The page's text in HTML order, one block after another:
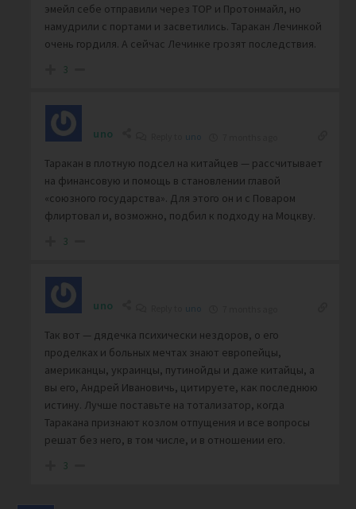
эмейл себе отправили через ТОР и Протонмайл, но
намудрили с портами и засветились. Таракан Лечинкой
очень гордиля. А сейчас Лечинке грозят последствия.
3
uno uno
Таракан в плотную подсел на китайцев — рассчитывает
на финансовую и помощь в становлении главой
«союзного государства». Для этого он и с Поваром
флиртовал и, возможно, подбил к подходу на Моцкву.
3
uno uno
Так вот — дядечка психически нездоров, о его
проделках и больных мечтах знают европейцы,
американцы, украинцы, путинойды и даже китайцы, а
вы его, Андрей Ивановичь, цитируете, как последнюю
истину. Лучше поставьте на тотализатор, когда
Таракана признают козлом отпущения и все вопросы
решат без него, в том числе, и в отношении его.
3